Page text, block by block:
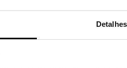
Detalhes
elle est aussi respectueuse